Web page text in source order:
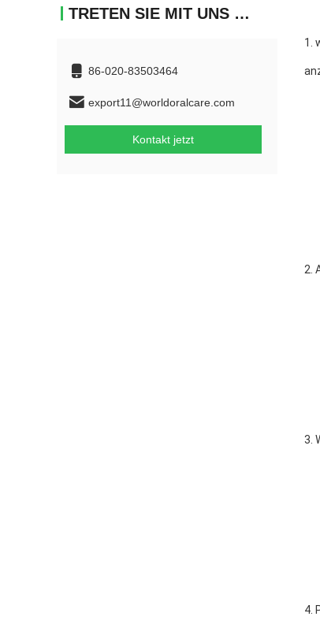
TRETEN SIE MIT UNS IN VERBINDUNG
86-020-83503464
export11@worldoralcare.com
Kontakt jetzt
1.
2.
3.
4.